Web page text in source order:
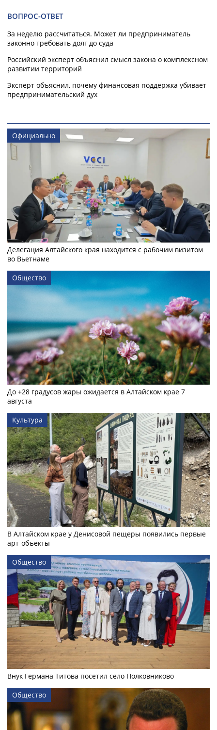
ВОПРОС-ОТВЕТ
За неделю рассчитаться. Может ли предприниматель
законно требовать долг до суда
Российский эксперт объяснил смысл закона о комплексном
развитии территорий
Эксперт объяснил, почему финансовая поддержка убивает
предпринимательский дух
Официально
Делегация Алтайского края находится с рабочим визитом
во Вьетнаме
Общество
До +28 градусов жары ожидается в Алтайском крае 7
августа
Культура
В Алтайском крае у Денисовой пещеры появились первые
арт-объекты
Общество
Внук Германа Титова посетил село Полковниково
Общество